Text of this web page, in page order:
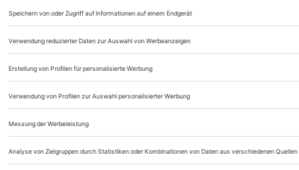
my right honourable friend for making it
parliament will indeed have the power
EU legislation?» Dieser Mann ist also
raus.
im National Theatre